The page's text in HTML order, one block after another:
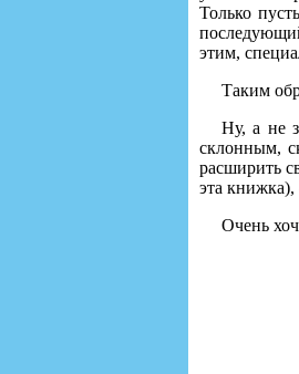
Только
этим,
Таким
Ну, а не
склонным,
расширить
эта книжка),
Очень